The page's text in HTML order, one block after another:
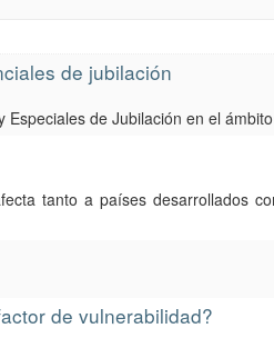
de jubilación
de Jubilación en el
tanto a países desarrollados
de vulnerabilidad?